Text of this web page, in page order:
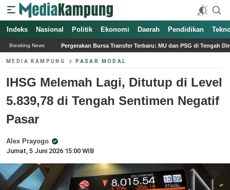
Indeks Nasional Politik Ekonomi Daerah Pendidikan
Breaking News
Bursa Transfer Terbaru: MU dan PSG di Tengah Dinamika Pemain Bintang
MEDIA KAMPUNG PASAR MODAL
IHSG Melemah Lagi, Ditutup di Level
5.839,78 di Tengah Sentimen Negatif
Pasar
Alex Prayogo
Jumat, 5 Juni 2026 15:00 WIB